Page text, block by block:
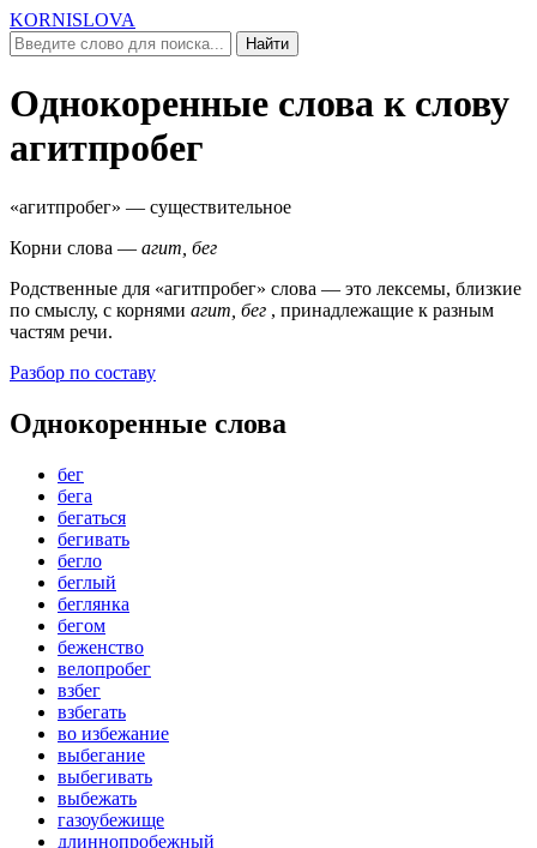
KORNISLOVA
Найти
Однокоренные слова к слову
агитпробег
«агитпробег» — существительное
Корни слова — агит, бег
Родственные для «агитпробег» слова — это лексемы, близкие
по смыслу, c корнями агит, бег , принадлежащие к разным
частям речи.
Разбор по составу
Однокоренные слова
бег
бега
бегаться
бегивать
бегло
беглый
беглянка
бегом
беженство
велопробег
взбег
взбегать
во избежание
выбегание
выбегивать
выбежать
газоубежище
длиннопробежный